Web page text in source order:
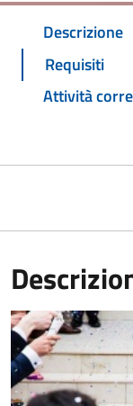
Descrizione
Requisiti
Attività